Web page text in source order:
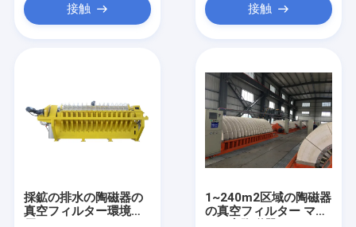
接触 接触
採鉱の排水の陶磁器の
真空フィルター環境に
1~240m2区域の陶磁器
の真空フィルター マイ